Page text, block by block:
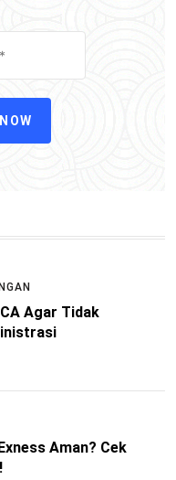
Agar Tidak
Aman? Cek